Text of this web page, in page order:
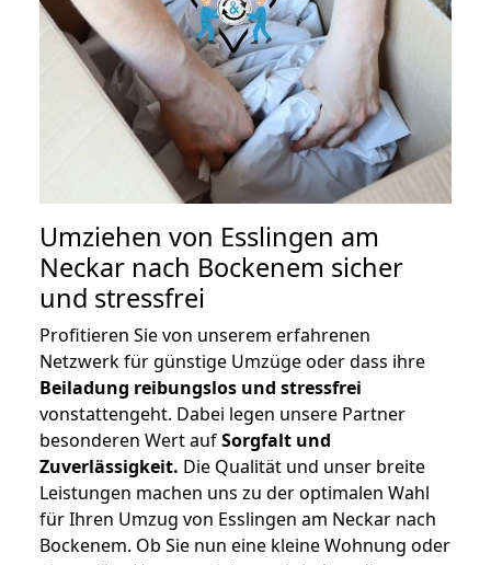
Umziehen von Esslingen am
Neckar nach Bockenem sicher
und stressfrei
Profitieren Sie von unserem erfahrenen
Netzwerk für günstige Umzüge oder dass ihre
Beiladung reibungslos und stressfrei
vonstattengeht. Dabei legen unsere Partner
besonderen Wert aufSorgfalt und
Zuverlässigkeit. Die Qualität und unser breite
Leistungen machen uns zu der optimalen Wahl
für Ihren Umzug von Esslingen am Neckar nach
Bockenem. Ob Sie nun eine kleine Wohnung oder